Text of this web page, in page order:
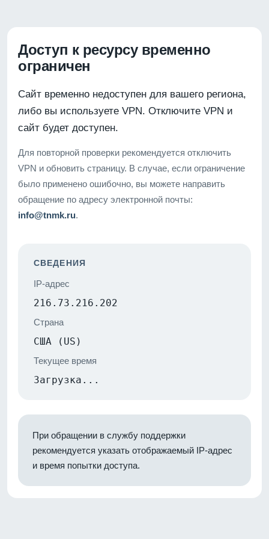
Доступ к ресурсу временно
ограничен
Сайт временно недоступен для вашего региона,
либо вы используете VPN. Отключите VPN и
сайт будет доступен.
Для повторной проверки рекомендуется отключить
VPN и обновить страницу. В случае, если ограничение
было применено ошибочно, вы можете направить
обращение по адресу электронной почты:
info@tnmk.ru.
СВЕДЕНИЯ
IP-адрес
216.73.216.202
Страна
США (US)
Текущее время
Загрузка...
При обращении в службу поддержки
рекомендуется указать отображаемый IP-адрес
и время попытки доступа.